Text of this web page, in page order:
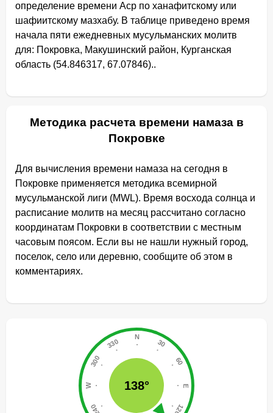
определение времени Аср по ханафитскому или
шафиитскому мазхабу. В таблице приведено время
начала пяти ежедневных мусульманских молитв
для: Покровка, Макушинский район, Курганская
область (54.846317, 67.07846)..
Методика расчета времени намаза в
Покровке
Для вычисления времени намаза на сегодня в
Покровке применяется методика всемирной
мусульманской лиги (MWL). Время восхода солнца и
расписание молитв на месяц рассчитано согласно
координатам Покровки в соответствии с местным
часовым поясом. Если вы не нашли нужный город,
поселок, село или деревню, сообщите об этом в
комментариях.
138°